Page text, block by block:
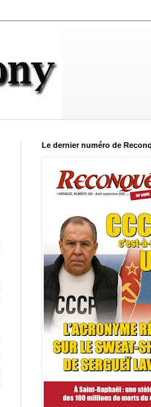
Le dernier numéro de